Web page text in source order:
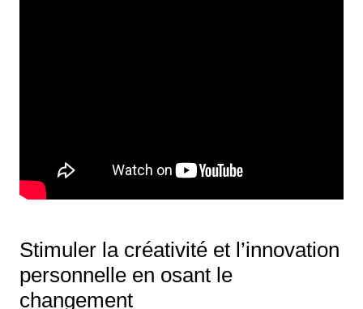
Stimuler la créativité et l’innovation
personnelle en osant le
changement